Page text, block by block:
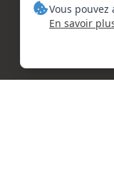
Vous
En savoir